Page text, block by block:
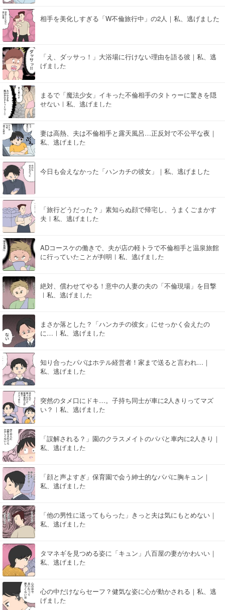
相手を美化しすぎる「W不倫旅行中」の2人｜私、逃げました
「え、ダッサっ！」大浴場に行けない理由を語る彼｜私、逃
げました
まるで「魔法少女」イキった不倫相手のタトゥーに驚きを隠
せない｜私、逃げました
妻は高熱、夫は不倫相手と露天風呂…正反対で不公平な夜｜
私、逃げました
今日も会えなかった「ハンカチの彼女」｜私、逃げました
「旅行どうだった？」素知らぬ顔で帰宅し、うまくごまかす
夫｜私、逃げました
ADコースケの働きで、夫が店の軽トラで不倫相手と温泉旅館
に行っていたことが判明｜私、逃げました
絶対、償わせてやる！意中の人妻の夫の「不倫現場」を目撃
｜私、逃げました
まさか落とした？「ハンカチの彼女」にせっかく会えたの
に…｜私、逃げました
知り合ったパパはホテル経営者！家まで送ると言われ…｜
私、逃げました
突然のタメ口にドキ…。子持ち同士が車に2人きりってマズ
い？｜私、逃げました
「誤解される？」園のクラスメイトのパパと車内に2人きり｜
私、逃げました
「顔と声よすぎ」保育園で会う紳士的なパパに胸キュン｜
私、逃げました
「他の男性に送ってもらった」きっと夫は気にもとめない｜
私、逃げました
タマネギを見つめる姿に「キュン」八百屋の妻がかわいい｜
私、逃げました
心の中だけならセーフ？健気な姿に心が動かされる｜私、逃
げました